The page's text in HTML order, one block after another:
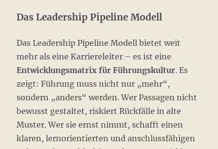
Das Leadership Pipeline Modell
Das Leadership Pipeline Modell bietet weit
mehr als eine Karriereleiter – es ist eine
Entwicklungsmatrix für Führungskultur. Es
zeigt: Führung muss nicht nur „mehr“,
sondern „anders“ werden. Wer Passagen nicht
bewusst gestaltet, riskiert Rückfälle in alte
Muster. Wer sie ernst nimmt, schafft einen
klaren, lernorientierten und anschlussfähigen